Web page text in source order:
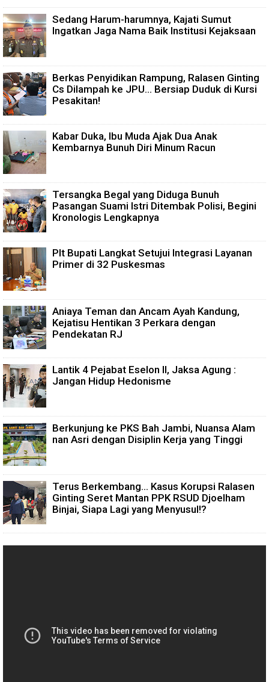
Sedang Harum-harumnya, Kajati Sumut
Ingatkan Jaga Nama Baik Institusi Kejaksaan
Berkas Penyidikan Rampung, Ralasen Ginting
Cs Dilampah ke JPU... Bersiap Duduk di Kursi
Pesakitan!
Kabar Duka, Ibu Muda Ajak Dua Anak
Kembarnya Bunuh Diri Minum Racun
Tersangka Begal yang Diduga Bunuh
Pasangan Suami Istri Ditembak Polisi, Begini
Kronologis Lengkapnya
Plt Bupati Langkat Setujui Integrasi Layanan
Primer di 32 Puskesmas
Aniaya Teman dan Ancam Ayah Kandung,
Kejatisu Hentikan 3 Perkara dengan
Pendekatan RJ
Lantik 4 Pejabat Eselon II, Jaksa Agung :
Jangan Hidup Hedonisme
Berkunjung ke PKS Bah Jambi, Nuansa Alam
nan Asri dengan Disiplin Kerja yang Tinggi
Terus Berkembang... Kasus Korupsi Ralasen
Ginting Seret Mantan PPK RSUD Djoelham
Binjai, Siapa Lagi yang Menyusul!?